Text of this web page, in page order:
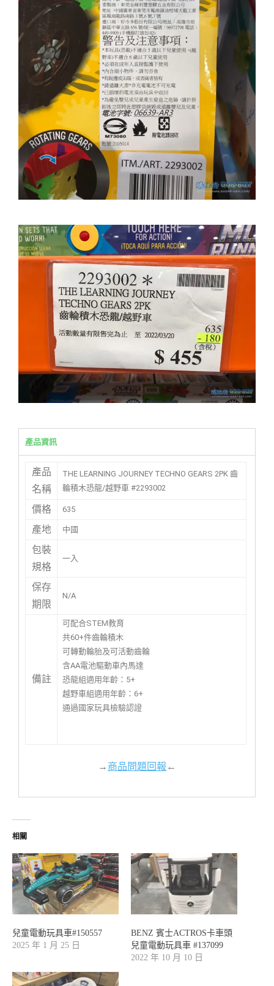
產品資訊
產品
名稱
THE LEARNING JOURNEY TECHNO GEARS 2PK 齒
輪積木恐龍/越野車 #2293002
價格 635
產地 中國
包裝
規格
一入
保存
期限
N/A
備註
可配合STEM教育
共60+件齒輪積木
可轉動輪胎及可活動齒輪
含AA電池驅動車內馬達
恐龍組適用年齡：5+
越野車組適用年齡：6+
通過國家玩具檢驗認證
→商品問題回報←
相關
兒童電動玩具車#150557
2025 年 1 月 25 日
BENZ 賓士ACTROS卡車頭
兒童電動玩具車 #137099
2022 年 10 月 10 日